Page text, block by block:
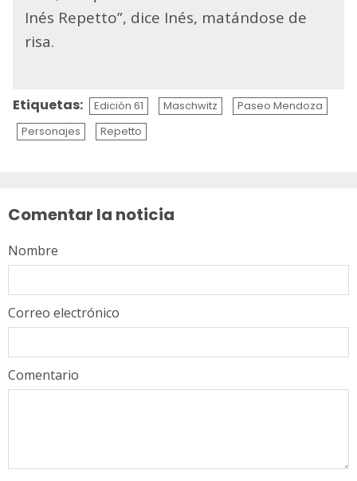
Inés Repetto”, dice Inés, matándose de
risa.
Etiquetas: Edición 61 Maschwitz
Paseo Mendoza
Personajes
Repetto
Comentar la noticia
Comentario
Nombre
Correo electrónico